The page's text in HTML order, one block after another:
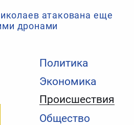
Политика
Экономика
Происшествия
Общество
атакована еще
дронами